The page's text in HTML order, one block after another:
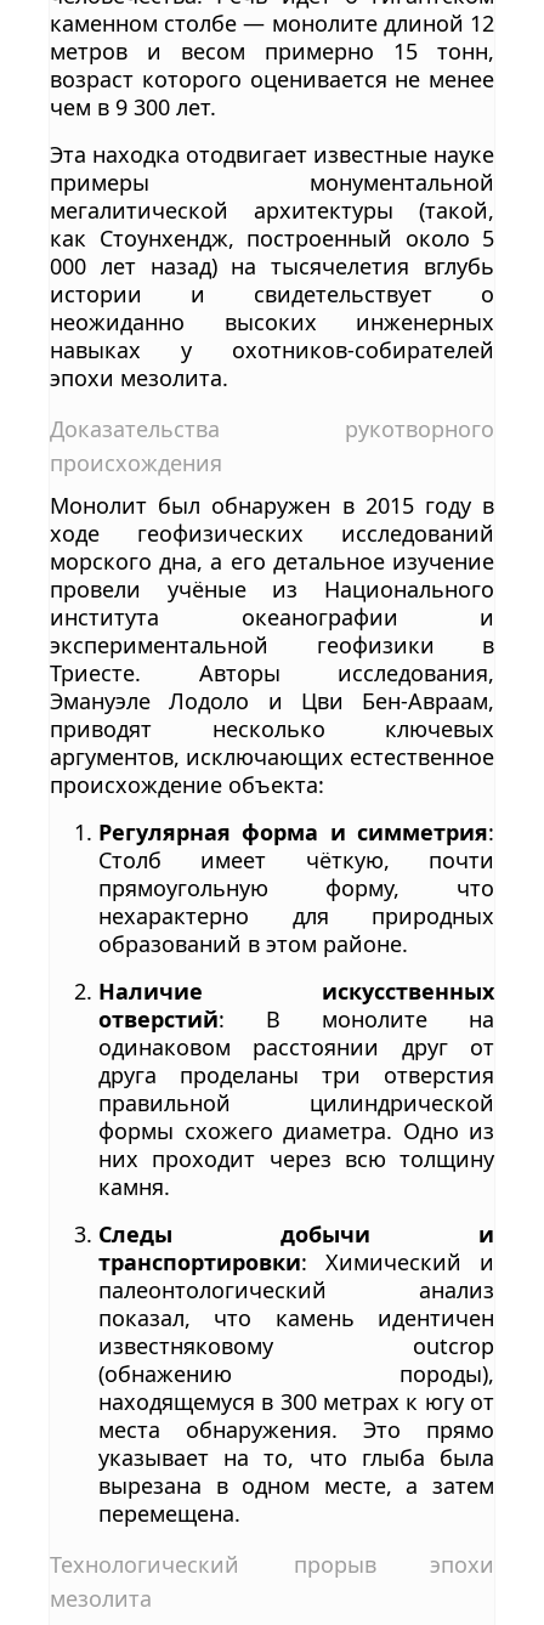
каменном столбе — монолите длиной 12
метров и весом примерно 15 тонн,
возраст которого оценивается не менее
чем в 9 300 лет.
Эта находка отодвигает известные науке
примеры монументальной
мегалитической архитектуры (такой,
как Стоунхендж, построенный около 5
000 лет назад) на тысячелетия вглубь
истории и свидетельствует о
неожиданно высоких инженерных
навыках у охотников-собирателей
эпохи мезолита.
Доказательства рукотворного
происхождения
Монолит был обнаружен в 2015 году в
ходе геофизических исследований
морского дна, а его детальное изучение
провели учёные из Национального
института океанографии и
экспериментальной геофизики в
Триесте. Авторы исследования,
Эмануэле Лодоло и Цви Бен-Авраам,
приводят несколько ключевых
аргументов, исключающих естественное
происхождение объекта:
Регулярная форма и симметрия:
Столб имеет чёткую, почти
прямоугольную форму, что
нехарактерно для природных
образований в этом районе.
Наличие искусственных
отверстий: В монолите на
одинаковом расстоянии друг от
друга проделаны три отверстия
правильной цилиндрической
формы схожего диаметра. Одно из
них проходит через всю толщину
камня.
Следы добычи и
транспортировки: Химический и
палеонтологический анализ
показал, что камень идентичен
известняковому outcrop
(обнажению породы),
находящемуся в 300 метрах к югу от
места обнаружения. Это прямо
указывает на то, что глыба была
вырезана в одном месте, а затем
перемещена.
Технологический прорыв эпохи
мезолита